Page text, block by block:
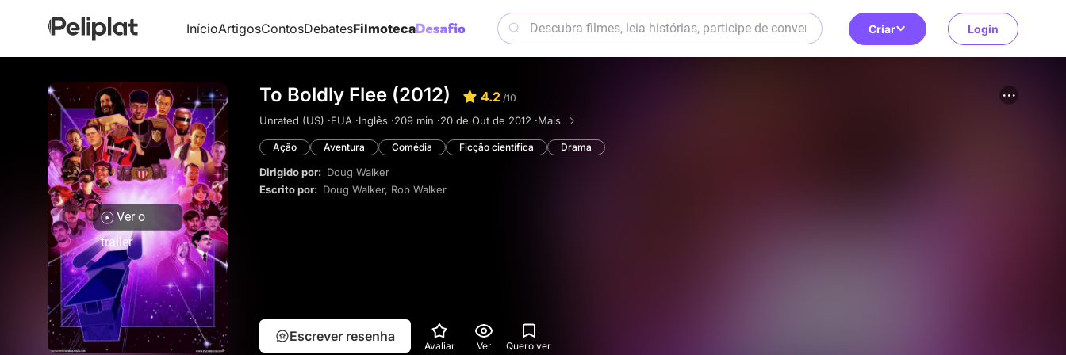
InícioArtigosContosDebatesFilmoteca Criar Login
Ver o
trailer
To Boldly Flee (2012) 4.2 /10
Unrated (US) ·EUA ·Inglês ·209 min ·20 de Out de 2012 ·Mais
Ação Aventura Comédia Ficção científica Drama
Dirigido por: Doug Walker
Escrito por: Doug Walker, Rob Walker
Escrever resenha
Avaliar Ver Quero ver